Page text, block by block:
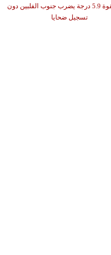
زلزال بقوة 5.9 درجة يضرب جنوب الفلبين دون
تسجيل ضحايا